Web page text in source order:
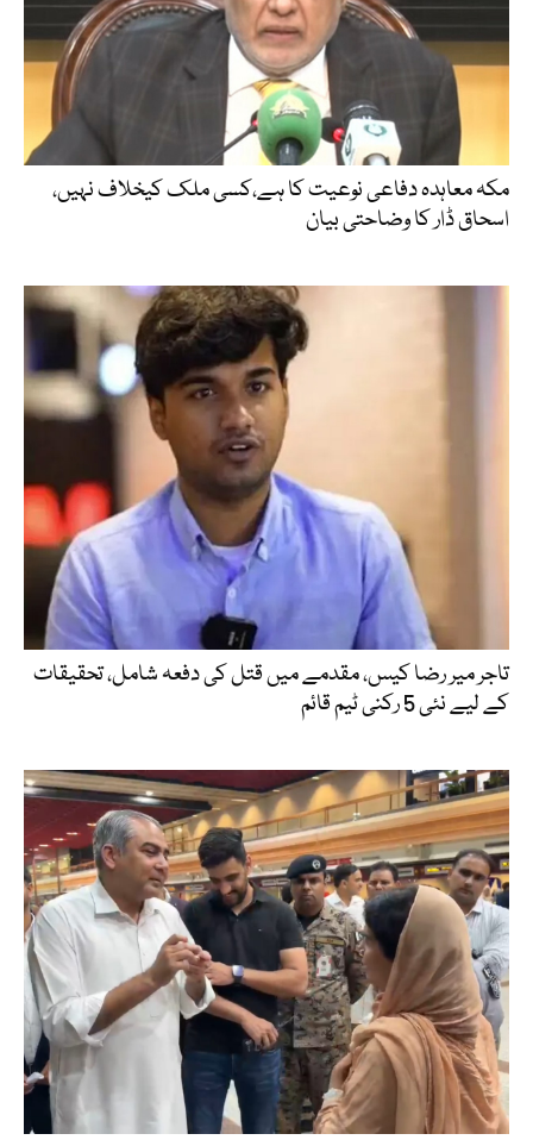
مکہ معاہدہ دفاعی نوعیت کا ہے،کسی ملک کیخلاف نہیں،
اسحاق ڈار کا وضاحتی بیان
تاجر میر رضا کیس، مقدمے میں قتل کی دفعہ شامل، تحقیقات
کے لیے نئی 5 رکنی ٹیم قائم